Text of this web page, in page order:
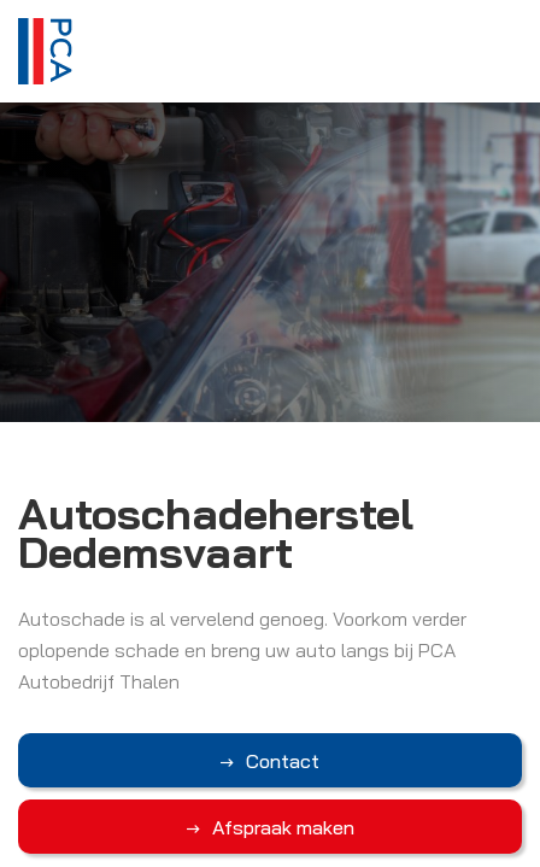
Autoschadeherstel
Dedemsvaart
Autoschade is al vervelend genoeg. Voorkom verder
oplopende schade en breng uw auto langs bij PCA
Autobedrijf Thalen
Contact
Afspraak maken